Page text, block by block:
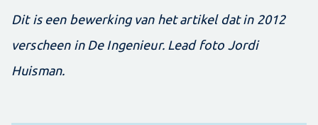
Dit is een bewerking van het artikel dat in 2012
verscheen in De Ingenieur. Lead foto Jordi
Huisman.